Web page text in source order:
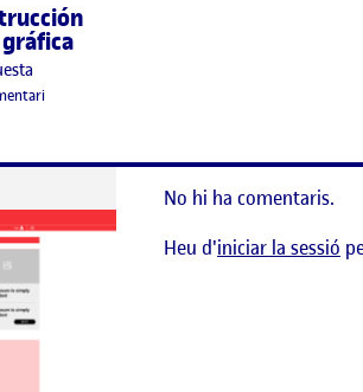
2021 9:51 pm
el PEC 01. Deconstrucción de una interfaz gráfica
No hi ha comentaris.
Heu d'iniciar la sessió